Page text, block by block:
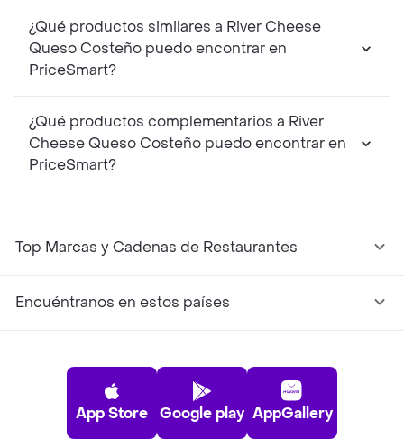
¿Qué productos similares a River Cheese
Queso Costeño puedo encontrar en
PriceSmart?
¿Qué productos complementarios a River
Cheese Queso Costeño puedo encontrar en
PriceSmart?
Top Marcas y Cadenas de Restaurantes
Encuéntranos en estos países
App Store Google play AppGallery